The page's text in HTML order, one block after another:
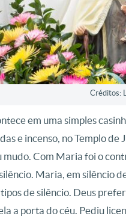
Créditos:
em uma simples
e incenso, no Templo
mudo. Com Maria foi o
Maria, em silêncio
de silêncio. Deus
a porta do céu. Pediu